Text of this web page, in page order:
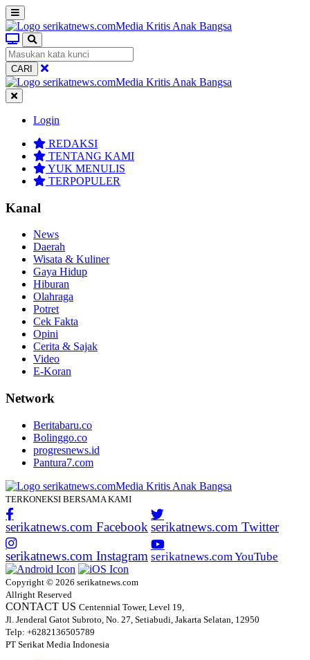
CARI
Login
REDAKSI
TENTANG KAMI
YUK MENULIS
TERPOPULER
Kanal
News
Daerah
Wisata & Kuliner
Gaya Hidup
Hiburan
Olahraga
Potret
Cek Fakta
Opini
Cerita & Sajak
Video
E-Koran
Network
Beritabaru.co
Bolinggo.co
progresnews.id
Pantura7.com
TERKONEKSI BERSAMA KAMI
serikatnews.com Facebook serikatnews.com Twitter
serikatnews.com Instagram serikatnews.com YouTube
Copyright © 2026 serikatnews.com
Allright Reserved
CONTACT US Centennial Tower, Level 19,
Jl. Jenderal Gatot Subroto, No. 27, Setiabudi, Jakarta Selatan, 12950
Telp: +6282136505789
PT Serikat Media Indonesia